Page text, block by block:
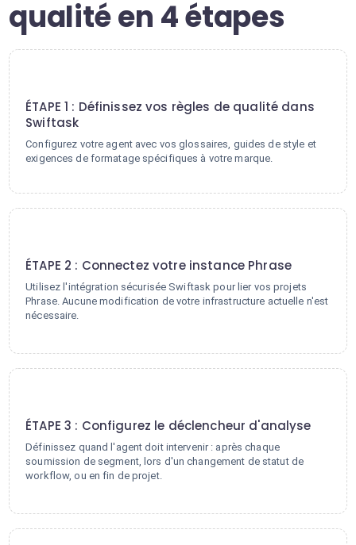
qualité en 4 étapes
ÉTAPE 1 : Définissez vos règles de qualité dans
Swiftask
Configurez votre agent avec vos glossaires, guides de style et
exigences de formatage spécifiques à votre marque.
ÉTAPE 2 : Connectez votre instance Phrase
Utilisez l'intégration sécurisée Swiftask pour lier vos projets
Phrase. Aucune modification de votre infrastructure actuelle n'est
nécessaire.
ÉTAPE 3 : Configurez le déclencheur d'analyse
Définissez quand l'agent doit intervenir : après chaque
soumission de segment, lors d'un changement de statut de
workflow, ou en fin de projet.